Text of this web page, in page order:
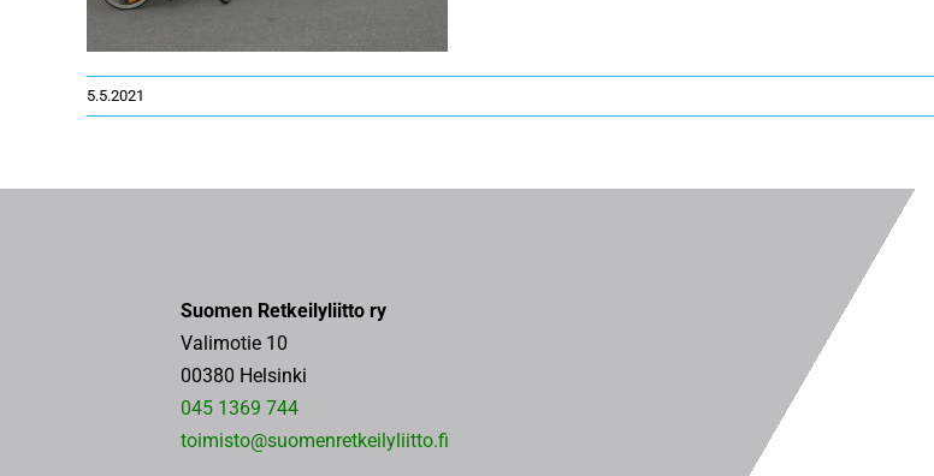
5.5.2021
Suomen Retkeilyliitto ry
Valimotie 10
00380 Helsinki
045 1369 744
toimisto@suomenretkeilyliitto.fi